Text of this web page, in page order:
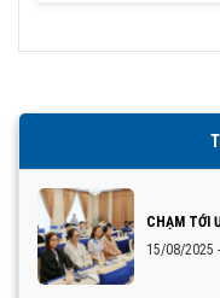
CHẠM TỚI
15/08/2025